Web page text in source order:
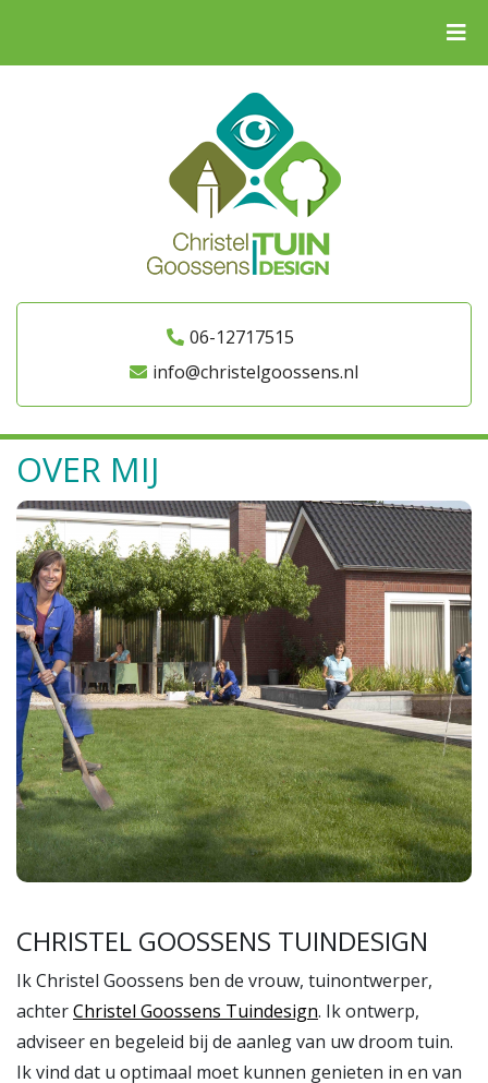
06-12717515
info@christelgoossens.nl
OVER MIJ
CHRISTEL GOOSSENS TUINDESIGN
Ik Christel Goossens ben de vrouw, tuinontwerper,
achterChristel Goossens Tuindesign. Ik ontwerp,
adviseer en begeleid bij de aanleg van uw droom tuin.
Ik vind dat u optimaal moet kunnen genieten in en van